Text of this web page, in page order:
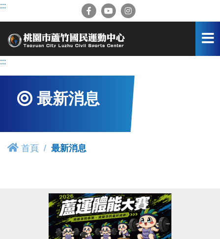
跳
容
:::
:::
最新消息
首頁 最新消息